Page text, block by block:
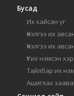
Бусад
Их хайсан үг
Үнэлгээ их
Үнэлгээ их
Үг их нэмсэн
Тайлбар их
Ашиглах